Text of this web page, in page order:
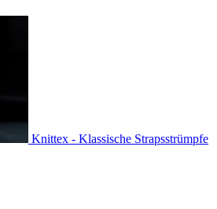
Knittex - Klassische Strapsstrümpfe